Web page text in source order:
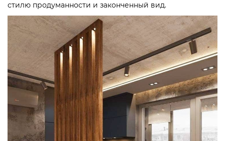
стилю продуманности и законченный вид.